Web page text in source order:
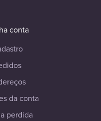
conta
da conta
perdida